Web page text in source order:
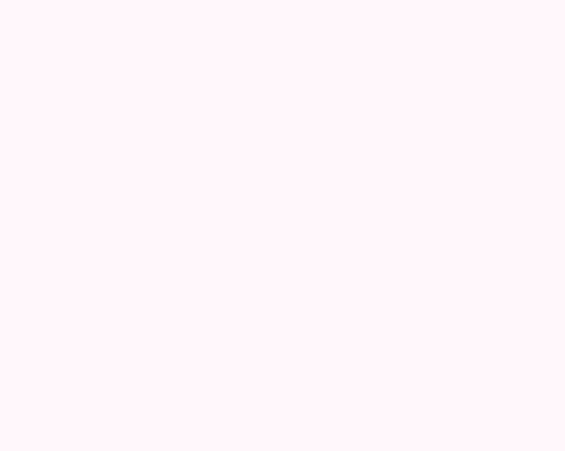
закон,
Moet